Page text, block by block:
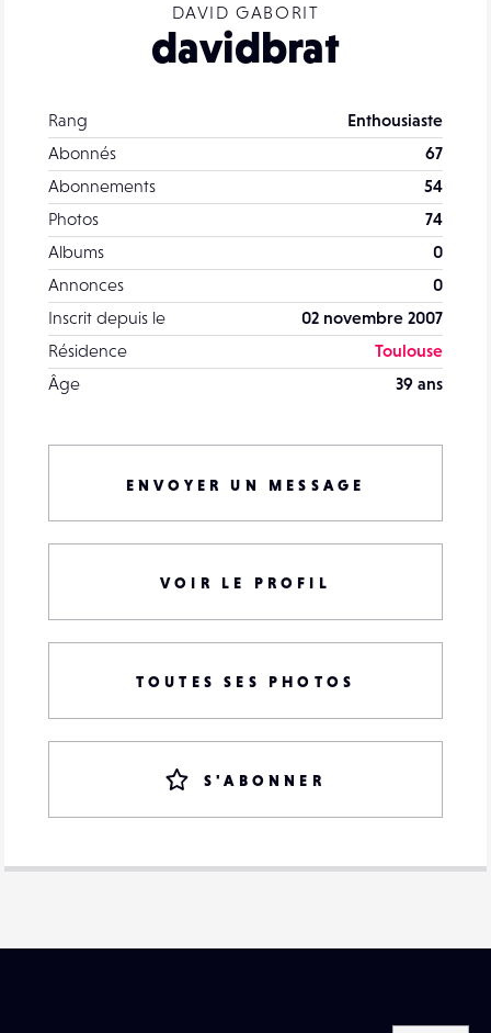
DAVID GABORIT
davidbrat
Rang
Enthousiaste
Abonnés
67
Abonnements
54
Photos
74
Albums
0
Annonces
0
Inscrit depuis le
02 novembre 2007
Résidence
Toulouse
Âge
39 ans
ENVOYER UN MESSAGE
VOIR LE PROFIL
TOUTES SES PHOTOS
S'ABONNER